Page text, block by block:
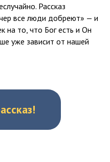
Рассказ
все люди добреют» — и
на то, что Бог есть и Он
уже зависит от нашей